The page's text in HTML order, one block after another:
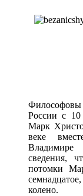
России с 10
Марк
веке
Владимире
сведения,
потомки
колено.